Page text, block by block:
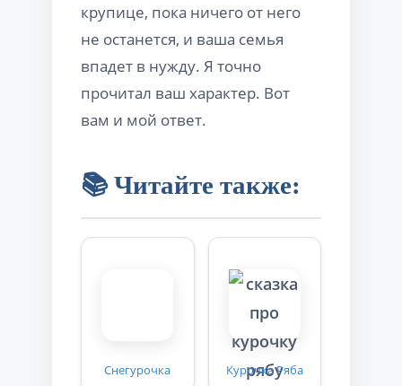
крупице, пока ничего от него
не останется, и ваша семья
впадет в нужду. Я точно
прочитал ваш характер. Вот
вам и мой ответ.
📚 Читайте также:
Снегурочка Курочка Ряба